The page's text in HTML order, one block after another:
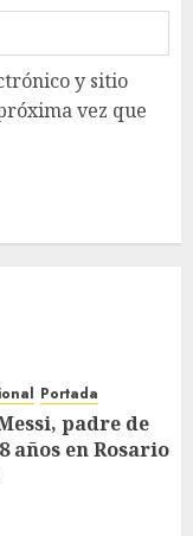
y sitio
vez que
Portada
padre de
años en Rosario